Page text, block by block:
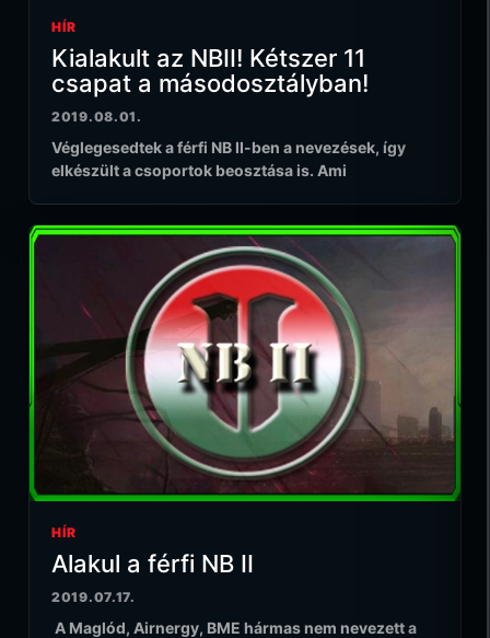
HÍR
Kialakult az NBII! Kétszer 11
csapat a másodosztályban!
2019.08.01.
Véglegesedtek a férfi NB II-ben a nevezések, így
elkészült a csoportok beosztása is. Ami
HÍR
Alakul a férfi NB II
2019.07.17.
A Maglód, Airnergy, BME hármas nem nevezett a